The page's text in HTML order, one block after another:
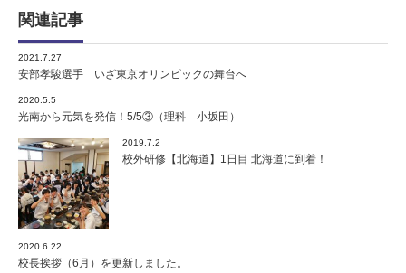
関連記事
2021.7.27
安部孝駿選手 いざ東京オリンピックの舞台へ
2020.5.5
光南から元気を発信！5/5③（理科 小坂田）
2019.7.2
校外研修【北海道】1日目 北海道に到着！
2020.6.22
校長挨拶（6月）を更新しました。